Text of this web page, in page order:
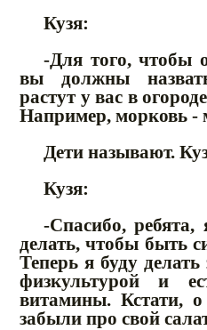
Кузя:
-Для того, чтобы
вы должны
растут у вас в
Например, морковь -
Дети называют.
Кузя:
-Спасибо,
делать, чтобы быть
Теперь я буду делать
физкультурой и
витамины. Кстати,
забыли про свой